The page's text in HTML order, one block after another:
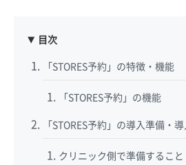
目次
「STORES予約」の特徴・機能
「STORES予約」の機能
「STORES予約」の導入準備・
クリニック側で準備すること